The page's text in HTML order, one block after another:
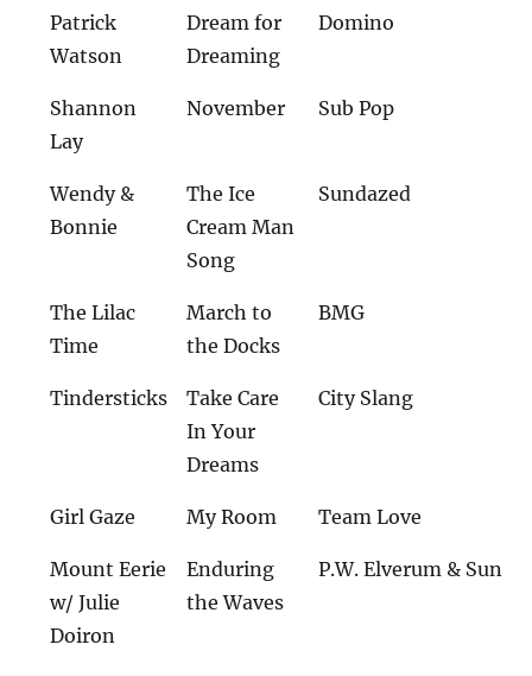
Patrick
Watson
Dream for
Dreaming
Domino
Shannon
Lay
November Sub Pop
Wendy &
Bonnie
The Ice
Cream Man
Song
Sundazed
The Lilac
Time
March to
the Docks
BMG
Tindersticks
Take Care
In Your
Dreams
City Slang
Girl Gaze My Room Team Love
Mount Eerie
w/ Julie
Doiron
Enduring
the Waves
P.W. Elverum & Sun